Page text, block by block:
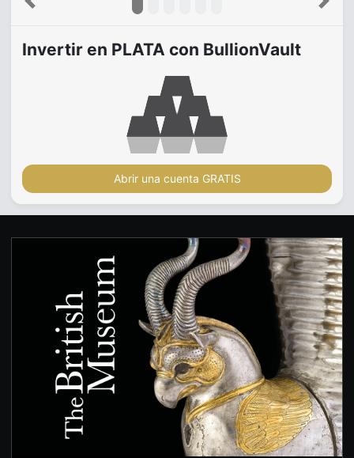
Previous Next
Invertir en PLATA con BullionVault
Abrir una cuenta GRATIS